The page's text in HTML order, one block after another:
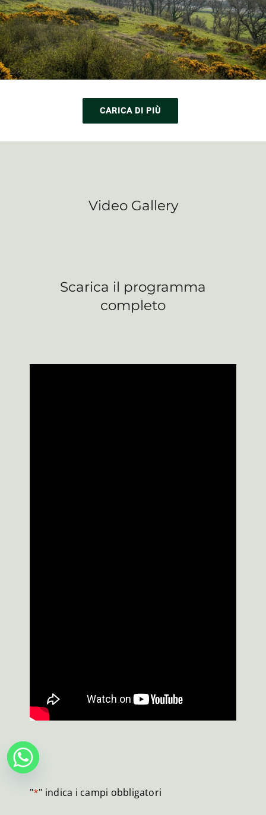
CARICA DI PIÙ
Video Gallery
Scarica il programma
completo
"*" indica i campi obbligatori